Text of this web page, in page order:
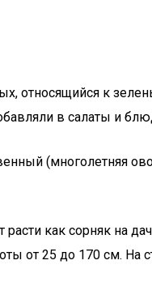
относящийся к
в салаты и
(многолетняя
как сорняк на
от 25 до 170 см. На